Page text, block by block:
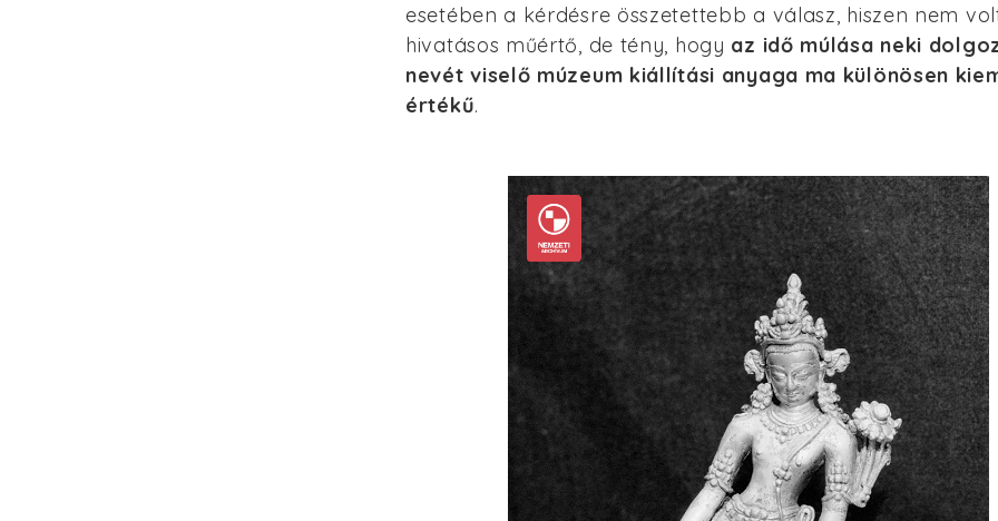
esetében a kérdésre összetettebb a válasz, hiszen nem
hivatásos műértő, de tény, hogy az idő múlása neki
nevét viselő múzeum kiállítási anyaga ma különösen
értékű.